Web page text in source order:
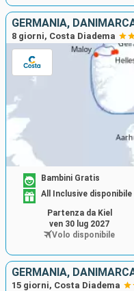
GERMANIA,
8 giorni, Costa Diadema
Bambini Gratis
All Inclusive disponibile
Partenza da Kiel
ven 30 lug 2027
Volo disponibile
GERMANIA,
15 giorni, Costa Diadema